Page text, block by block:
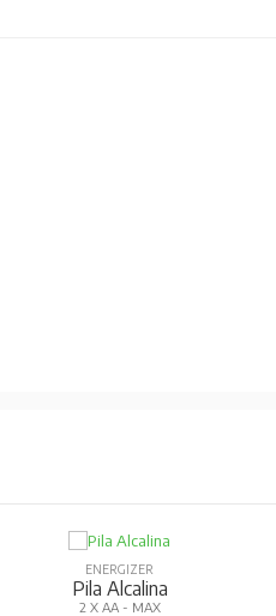
ENERGIZER
Pila Alcalina
2 X AA - MAX